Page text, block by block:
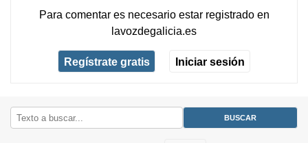
Para comentar es necesario estar registradoen
lavozdegalicia.es
Regístrate gratis Iniciar sesión